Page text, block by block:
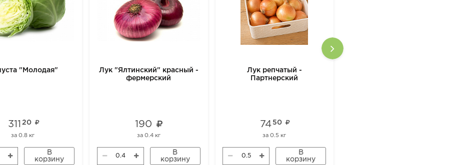
"Молодая"
311 20
за0.8 кг
В
корзину
Лук "Ялтинский" красный -
фермерский
190
за 0.4 кг
В
корзину
Лук репчатый -
Партнерский
74 50
за0.5 кг
В
корзину